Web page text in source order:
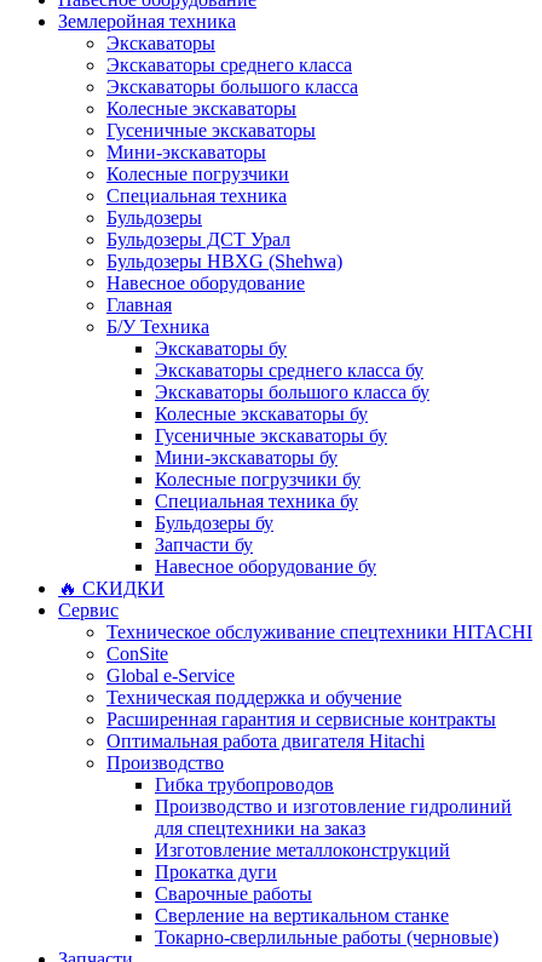
Землеройная техника
Экскаваторы
Экскаваторы среднего класса
Экскаваторы большого класса
Колесные экскаваторы
Гусеничные экскаваторы
Мини-экскаваторы
Колесные погрузчики
Специальная техника
Бульдозеры
Бульдозеры ДСТ Урал
Бульдозеры HBXG (Shehwa)
Навесное оборудование
Главная
Б/У Техника
Экскаваторы бу
Экскаваторы среднего класса бу
Экскаваторы большого класса бу
Колесные экскаваторы бу
Гусеничные экскаваторы бу
Мини-экскаваторы бу
Колесные погрузчики бу
Специальная техника бу
Бульдозеры бу
Запчасти бу
Навесное оборудование бу
🔥 СКИДКИ
Сервис
Техническое обслуживание спецтехники HITACHI
ConSite
Global e-Service
Техническая поддержка и обучение
Расширенная гарантия и сервисные контракты
Оптимальная работа двигателя Hitachi
Производство
Гибка трубопроводов
Производство и изготовление гидролиний
для спецтехники на заказ
Изготовление металлоконструкций
Прокатка дуги
Сварочные работы
Сверление на вертикальном станке
Токарно-сверлильные работы (черновые)